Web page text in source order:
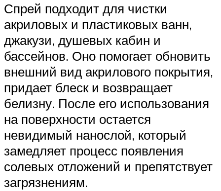
Спрей подходит для чистки
акриловых и пластиковых ванн,
джакузи, душевых кабин и
бассейнов. Оно помогает обновить
внешний вид акрилового покрытия,
придает блеск и возвращает
белизну. После его использования
на поверхности остается
невидимый нанослой, который
замедляет процесс появления
солевых отложений и препятствует
загрязнениям.